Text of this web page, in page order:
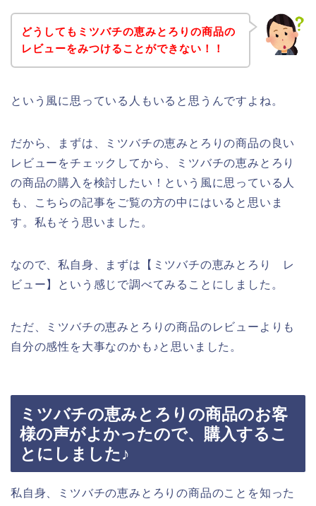
どうしてもミツバチの恵みとろりの商品の
レビューをみつけることができない！！
という風に思っている人もいると思うんですよね。
だから、まずは、ミツバチの恵みとろりの商品の良い
レビューをチェックしてから、ミツバチの恵みとろり
の商品の購入を検討したい！という風に思っている人
も、こちらの記事をご覧の方の中にはいると思いま
す。私もそう思いました。
なので、私自身、まずは【ミツバチの恵みとろり レ
ビュー】という感じで調べてみることにしました。
ただ、ミツバチの恵みとろりの商品のレビューよりも
自分の感性を大事なのかも♪と思いました。
ミツバチの恵みとろりの商品のお客
様の声がよかったので、購入するこ
とにしました♪
私自身、ミツバチの恵みとろりの商品のことを知った